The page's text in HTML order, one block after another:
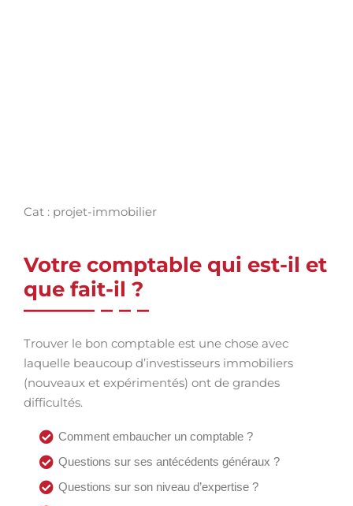
Cat : projet-immobilier
Votre comptable qui est-il et
que fait-il ?
Trouver le bon comptable est une chose avec
laquelle beaucoup d’investisseurs immobiliers
(nouveaux et expérimentés) ont de grandes
difficultés.
Comment embaucher un comptable ?
Questions sur ses antécédents généraux ?
Questions sur son niveau d’expertise ?